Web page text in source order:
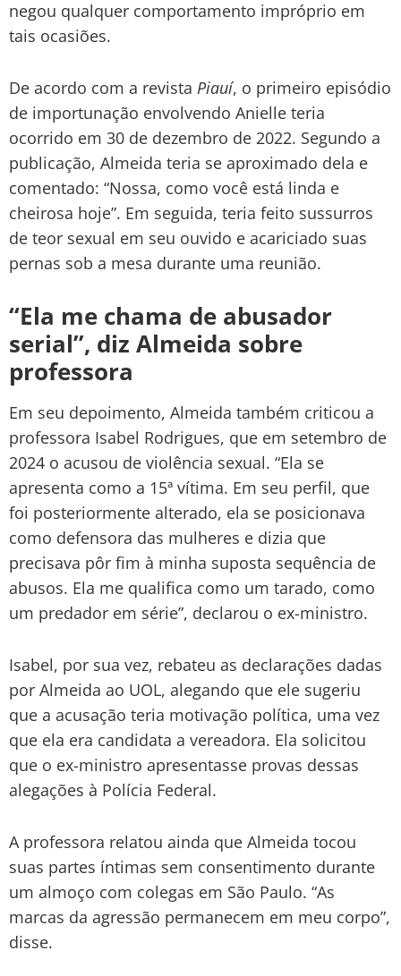
negou qualquer comportamento impróprio em
tais ocasiões.
De acordo com a revista Piauí, o primeiro episódio
de importunação envolvendo Anielle teria
ocorrido em 30 de dezembro de 2022. Segundo a
publicação, Almeida teria se aproximado dela e
comentado: “Nossa, como você está linda e
cheirosa hoje”. Em seguida, teria feito sussurros
de teor sexual em seu ouvido e acariciado suas
pernas sob a mesa durante uma reunião.
“Ela me chama de abusador
serial”, diz Almeida sobre
professora
Em seu depoimento, Almeida também criticou a
professora Isabel Rodrigues, que em setembro de
2024 o acusou de violência sexual. “Ela se
apresenta como a 15ª vítima. Em seu perfil, que
foi posteriormente alterado, ela se posicionava
como defensora das mulheres e dizia que
precisava pôr fim à minha suposta sequência de
abusos. Ela me qualifica como um tarado, como
um predador em série”, declarou o ex-ministro.
Isabel, por sua vez, rebateu as declarações dadas
por Almeida ao UOL, alegando que ele sugeriu
que a acusação teria motivação política, uma vez
que ela era candidata a vereadora. Ela solicitou
que o ex-ministro apresentasse provas dessas
alegações à Polícia Federal.
A professora relatou ainda que Almeida tocou
suas partes íntimas sem consentimento durante
um almoço com colegas em São Paulo. “As
marcas da agressão permanecem em meu corpo”,
disse.